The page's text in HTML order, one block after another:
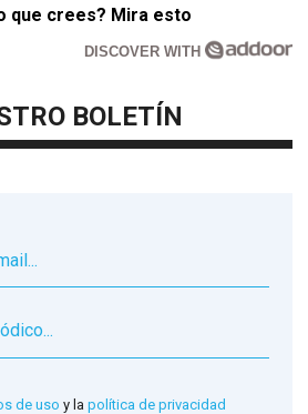
que crees? Mira esto
DISCOVER WITH
BOLETÍN
de uso y lapolítica de privacidad